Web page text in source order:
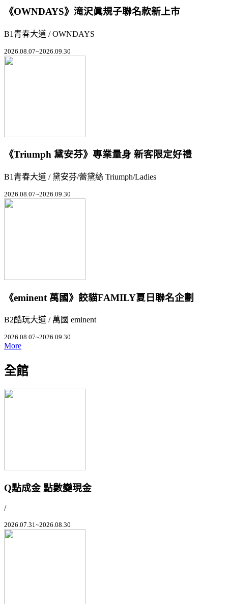
《OWNDAYS》滝沢眞規子聯名款新上市
B1青春大道 / OWNDAYS
2026.08.07~2026.09.30
《Triumph 黛安芬》專業量身 新客限定好禮
B1青春大道 / 黛安芬/蕾黛絲 Triumph/Ladies
2026.08.07~2026.09.30
《eminent 萬國》餃貓FAMILY夏日聯名企劃
B2酷玩大道 / 萬國 eminent
2026.08.07~2026.09.30
More
全館
Q點成金 點數變現金
/
2026.07.31~2026.08.30